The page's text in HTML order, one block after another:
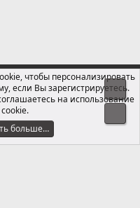
чтобы персонализировать
если Вы зарегистрируетесь.
на использование
больше…